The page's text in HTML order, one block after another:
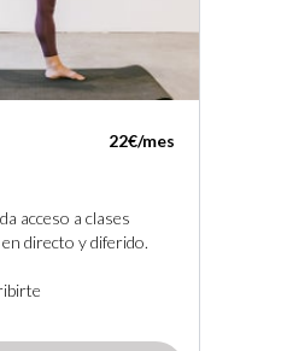
22€/mes
acceso a clases
directo y diferido.